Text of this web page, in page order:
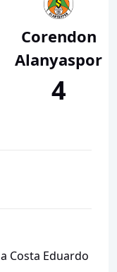
Corendon
Alanyaspor
4
Costa Eduardo